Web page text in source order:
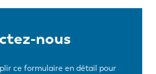
nous
ce formulaire en détail pour